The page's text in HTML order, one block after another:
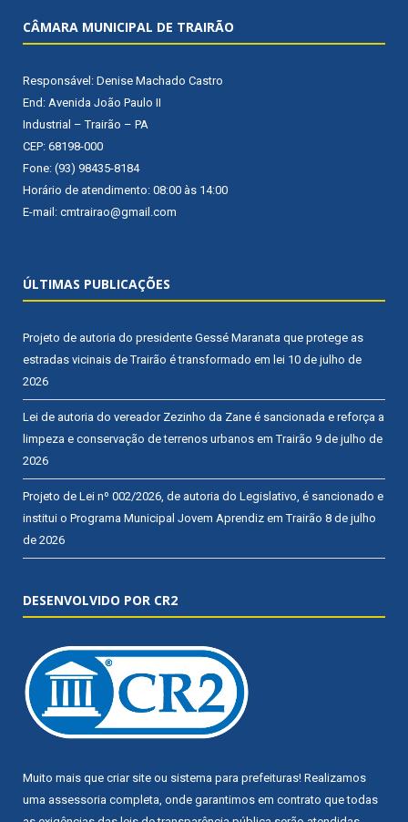
CÂMARA MUNICIPAL DE TRAIRÃO
Responsável: Denise Machado Castro
End: Avenida João Paulo II
Industrial – Trairão – PA
CEP: 68198-000
Fone: (93) 98435-8184
Horário de atendimento: 08:00 às 14:00
E-mail: cmtrairao@gmail.com
ÚLTIMAS PUBLICAÇÕES
Projeto de autoria do presidente Gessé Maranata que protege as
estradas vicinais de Trairão é transformado em lei 10 de julho de
2026
Lei de autoria do vereador Zezinho da Zane é sancionada e reforça a
limpeza e conservação de terrenos urbanos em Trairão 9 de julho de
2026
Projeto de Lei nº 002/2026, de autoria do Legislativo, é sancionado e
institui o Programa Municipal Jovem Aprendiz em Trairão 8 de julho
de 2026
DESENVOLVIDO POR CR2
Muito mais que criar site ou sistema para prefeituras! Realizamos
uma assessoria completa, onde garantimos em contrato que todas